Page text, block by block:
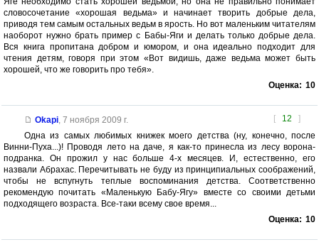
словосочетание «хорошая ведьма» и начинает творить добрые дела,
приводя тем самым остальных ведьм в ярость. Но вот маленьким читателям
наоборот нужно брать пример с Бабы-Яги и делать только добрые дела.
Вся книга пропитана добром и юмором, и она идеально подходит для
чтения детям, говоря при этом «Вот видишь, даже ведьма может быть
хорошей, что же говорить про тебя».
Оценка: 10
[ 12 ]
Okapi, 7 ноября 2009 г.
Одна из самых любимых книжек моего детства (ну, конечно, после
Винни-Пуха...)! Проводя лето на даче, я как-то принесла из лесу ворона-
подранка. Он прожил у нас больше 4-х месяцев. И, естественно, его
назвали Абрахас. Перечитывать не буду из принципиальных соображений,
чтобы не вспугнуть теплые воспоминания детства. Соответственно
рекомендую почитать «Маленькую Бабу-Ягу» вместе со своими детьми
подходящего возраста. Все-таки всему свое время...
Оценка: 10